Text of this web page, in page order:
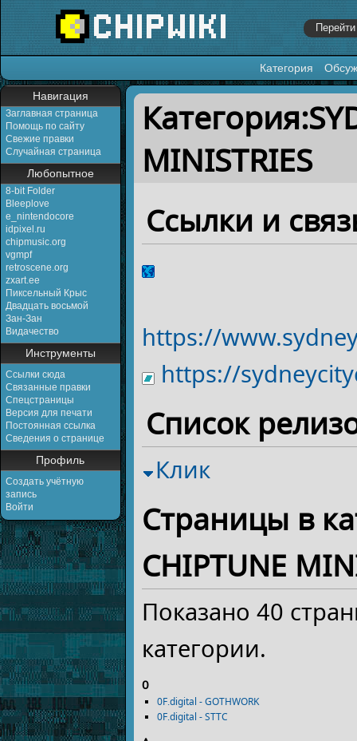
Категория
Навигация
Заглавная страница
Помощь по сайту
Свежие правки
Случайная страница
Любопытное
8-bit Folder
Bleeplove
e_nintendocore
idpixel.ru
chipmusic.org
vgmpf
retroscene.org
zxart.ee
Пиксельный Крыс
Двадцать восьмой
Зан-Зан
Видачество
Инструменты
Ссылки сюда
Связанные правки
Спецстраницы
Версия для печати
Постоянная ссылка
Сведения о странице
Профиль
Создать учётную
запись
Войти
Перейти к:навигация,поиск
MINISTRIES
Ссылки и
https://
https://
Список
Клик
Страницы в
CHIPTUNE
Показано 40
категории.
0
0F.digital - GOTHWORK
0F.digital - STTC